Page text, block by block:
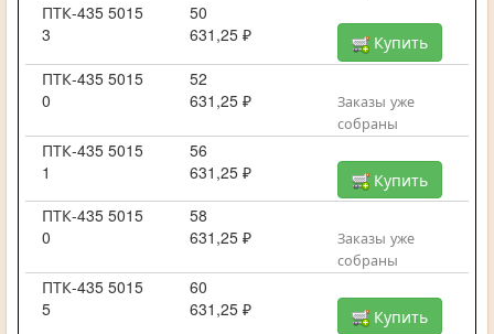
ПТК-435 5015
50
3
631,25 ₽
Купить
ПТК-435 5015
52
0
631,25 ₽
Заказы уже
собраны
ПТК-435 5015
56
1
631,25 ₽
Купить
ПТК-435 5015
58
0
631,25 ₽
Заказы уже
собраны
ПТК-435 5015
60
5
631,25 ₽
Купить